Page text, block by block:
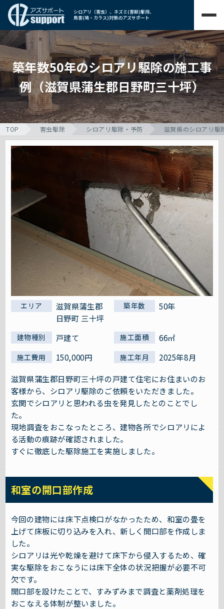
シロアリ（害虫）、ネズミ(害獣)駆除、
鳥害(鳩・カラス)対策のアズサポート
築年数50年のシロアリ駆除の施工事
例（滋賀県蒲生郡日野町三十坪）
TOP 害虫駆除 シロアリ駆除・予防 滋賀県のシロアリ駆
エリア
滋賀県蒲生郡
日野町 三十坪
築年数 50年
建物種別 戸建て 施工面積 66㎡
施工費用 150,000円 施工年月
2025年8月
滋賀県蒲生郡日野町三十坪の戸建て住宅にお住まいのお
客様から、シロアリ駆除のご依頼をいただきました。
玄関でシロアリと思われる虫を発見したとのことでし
た。
現地調査をおこなったところ、建物各所でシロアリによ
る活動の痕跡が確認されました。
すぐに徹底した駆除施工を実施しました。
和室の開口部作成
今回の建物には床下点検口がなかったため、和室の畳を
上げて床板に切り込みを入れ、新しく開口部を作成しま
した。
シロアリは光や乾燥を避けて床下から侵入するため、確
実な駆除をおこなうには床下全体の状況把握が必要不可
欠です。
開口部を設けたことで、すみずみまで調査と薬剤処理を
おこなえる体制が整いました。